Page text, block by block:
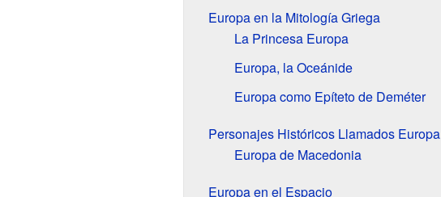
Europa en la Mitología Griega
La Princesa Europa
Europa, la Oceánide
Europa como Epíteto de Deméter
Personajes Históricos Llamados Europa
Europa de Macedonia
Europa en el Espacio